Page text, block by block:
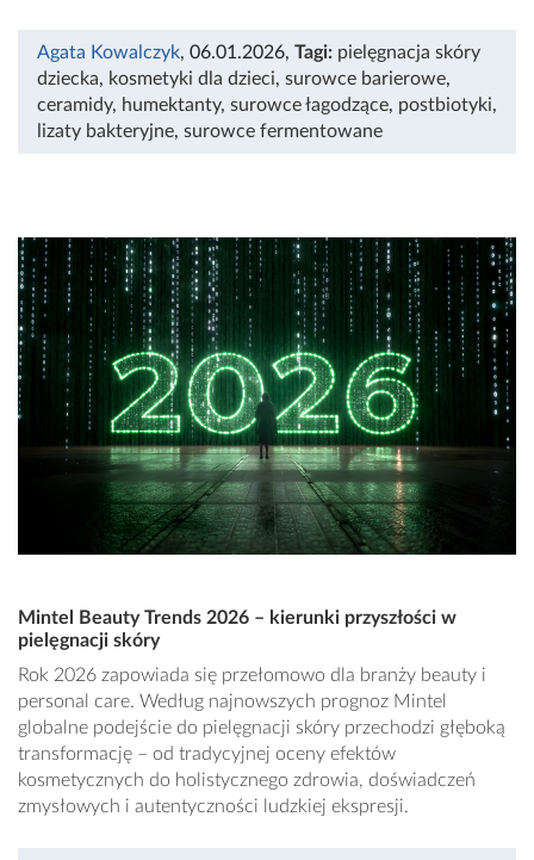
Agata Kowalczyk, 06.01.2026, Tagi: pielęgnacja skóry
dziecka, kosmetyki dla dzieci, surowce barierowe,
ceramidy, humektanty, surowce łagodzące, postbiotyki,
lizaty bakteryjne, surowce fermentowane
Mintel Beauty Trends 2026 – kierunki przyszłości w
pielęgnacji skóry
Rok 2026 zapowiada się przełomowo dla branży beauty i
personal care. Według najnowszych prognoz Mintel
globalne podejście do pielęgnacji skóry przechodzi głęboką
transformację – od tradycyjnej oceny efektów
kosmetycznych do holistycznego zdrowia, doświadczeń
zmysłowych i autentyczności ludzkiej ekspresji.